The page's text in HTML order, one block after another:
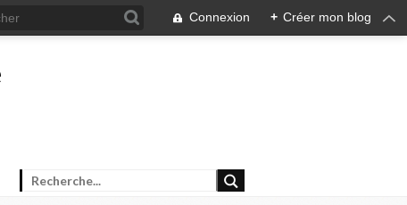
Connexion + Créer mon blog